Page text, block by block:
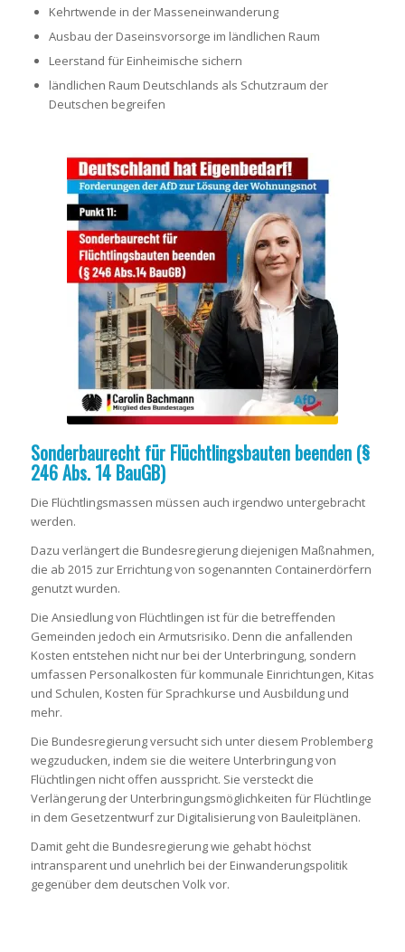
Kehrtwende in der Masseneinwanderung
Ausbau der Daseinsvorsorge im ländlichen Raum
Leerstand für Einheimische sichern
ländlichen Raum Deutschlands als Schutzraum der
Deutschen begreifen
Sonderbaurecht für Flüchtlingsbauten beenden (§
246 Abs. 14 BauGB)
Die Flüchtlingsmassen müssen auch irgendwo untergebracht
werden.
Dazu verlängert die Bundesregierung diejenigen Maßnahmen,
die ab 2015 zur Errichtung von sogenannten Containerdörfern
genutzt wurden.
Die Ansiedlung von Flüchtlingen ist für die betreffenden
Gemeinden jedoch ein Armutsrisiko. Denn die anfallenden
Kosten entstehen nicht nur bei der Unterbringung, sondern
umfassen Personalkosten für kommunale Einrichtungen, Kitas
und Schulen, Kosten für Sprachkurse und Ausbildung und
mehr.
Die Bundesregierung versucht sich unter diesem Problemberg
wegzuducken, indem sie die weitere Unterbringung von
Flüchtlingen nicht offen ausspricht. Sie versteckt die
Verlängerung der Unterbringungsmöglichkeiten für Flüchtlinge
in dem Gesetzentwurf zur Digitalisierung von Bauleitplänen.
Damit geht die Bundesregierung wie gehabt höchst
intransparent und unehrlich bei der Einwanderungspolitik
gegenüber dem deutschen Volk vor.